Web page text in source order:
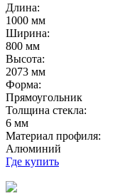
Длина:
1000 мм
Ширина:
800 мм
Высота:
2073 мм
Форма:
Прямоугольник
Толщина стекла:
6 мм
Материал профиля:
Алюминий
Где купить